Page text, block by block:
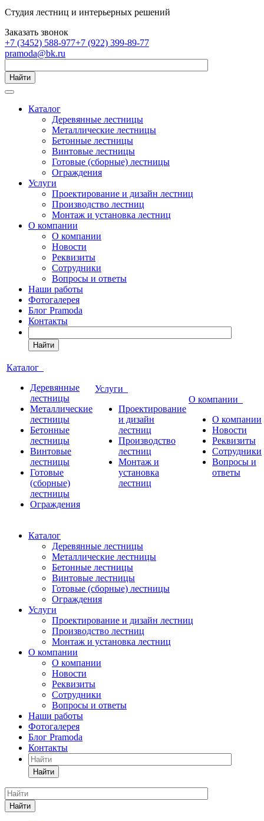
Студия лестниц и интерьерных решений
Заказать звонок
+7 (3452) 588-977+7 (922) 399-89-77
pramoda@bk.ru
Найти
Каталог
Деревянные лестницы
Металлические лестницы
Бетонные лестницы
Винтовые лестницы
Готовые (сборные) лестницы
Ограждения
Услуги
Проектирование и дизайн лестниц
Производство лестниц
Монтаж и установка лестниц
О компании
О компании
Новости
Реквизиты
Сотрудники
Вопросы и ответы
Наши работы
Фотогалерея
Блог Pramoda
Контакты
Найти
Каталог
Деревянные
лестницы
Металлические
лестницы
Бетонные
лестницы
Винтовые
лестницы
Готовые
(сборные)
лестницы
Ограждения
Услуги
Проектирование
и дизайн
лестниц
Производство
лестниц
Монтаж и
установка
лестниц
О компании
О компании
Новости
Реквизиты
Сотрудники
Вопросы и
ответы
Каталог
Деревянные лестницы
Металлические лестницы
Бетонные лестницы
Винтовые лестницы
Готовые (сборные) лестницы
Ограждения
Услуги
Проектирование и дизайн лестниц
Производство лестниц
Монтаж и установка лестниц
О компании
О компании
Новости
Реквизиты
Сотрудники
Вопросы и ответы
Наши работы
Фотогалерея
Блог Pramoda
Контакты
Найти
Найти